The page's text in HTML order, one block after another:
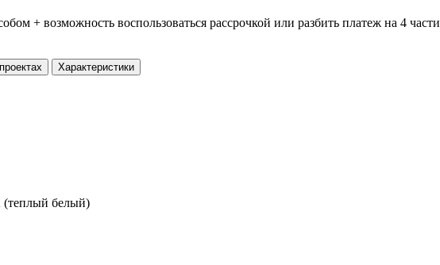
+ возможность воспользоваться рассрочкой или разбить платеж на 4 части
проектах Характеристики
(теплый белый)